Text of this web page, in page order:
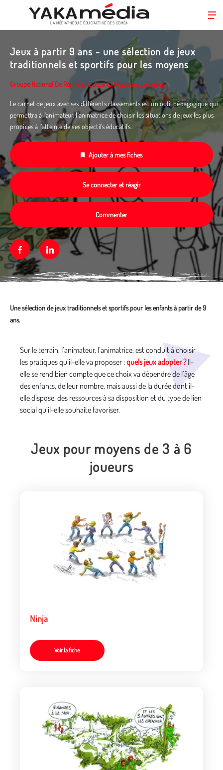
contenu
LA MÉDIATHÈQUE ÉDUC’ACTIVE DES CEMÉA
Jeux à partir 9 ans - une sélection de jeux
traditionnels et sportifs pour les moyens
Groupe National De Recherche Jeux Et Pratiques Ludiques
Le carnet de jeux avec ses différents classements est un outil pédagogique qui
permettra à l’animateur, l’animatrice de choisir les situations de jeux les plus
propices à l’atteinte de ses objectifs éducatifs.
Ajouter à mes fiches
Se connecter et réagir
Commenter
FacebookLinkedin
Une sélection de jeux traditionnels et sportifs pour les enfants à partir de 9
ans.
Sur le terrain, l’animateur, l’animatrice, est conduit à choisir
les pratiques qu’il-elle va proposer :quels jeux adopter ?Il-
elle se rend bien compte que ce choix va dépendre de l’âge
des enfants, de leur nombre, mais aussi de la durée dont il-
elle dispose, des ressources à sa disposition et du type de lien
social qu’il-elle souhaite favoriser.
Jeux pour moyens de 3 à 6
joueurs
Ninja
Voir la fiche